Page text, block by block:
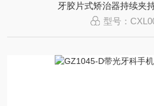
牙胶片式矫治器持续夹
型号：